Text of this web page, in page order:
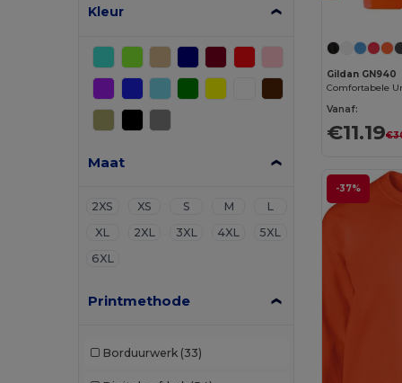
Kleur
Maat
2XS XS S M
L
XL
2XL 3XL 4XL
5XL
6XL
Printmethode
Borduurwerk (33)
Gildan GN940
Vanaf:
€11.19
-37%